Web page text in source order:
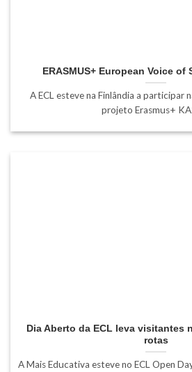
ERASMUS+ European Voice of
A ECL esteve na Finlândia a participar
projeto Erasmus+
Dia Aberto da ECL leva visitantes
rotas
A Mais Educativa esteve no ECL Open